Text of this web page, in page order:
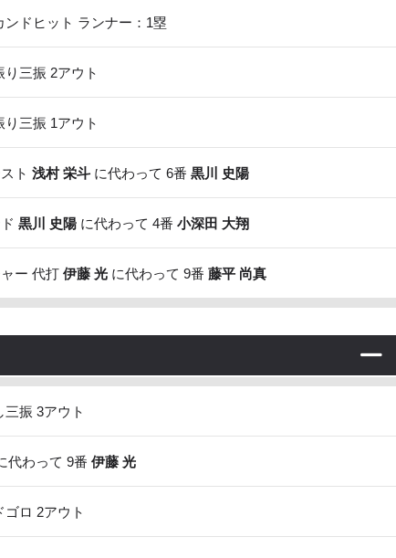
ンドヒット ランナー：1塁
り三振 2アウト
り三振 1アウト
ト 浅村 栄斗 に代わって 6番 黒川 史陽
黒川 史陽 に代わって 4番 小深田 大翔
ー 代打 伊藤 光 に代わって 9番 藤平 尚真
三振 3アウト
代わって 9番 伊藤 光
ゴロ 2アウト